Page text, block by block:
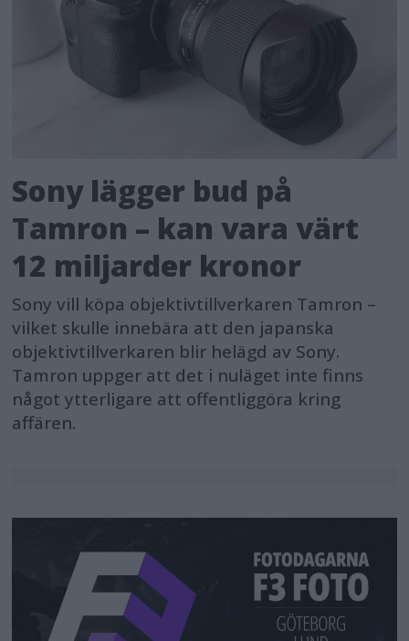
Sony lägger bud på
Tamron – kan vara värt
12 miljarder kronor
Sony vill köpa objektivtillverkaren Tamron –
vilket skulle innebära att den japanska
objektivtillverkaren blir helägd av Sony.
Tamron uppger att det i nuläget inte finns
något ytterligare att offentliggöra kring
affären.